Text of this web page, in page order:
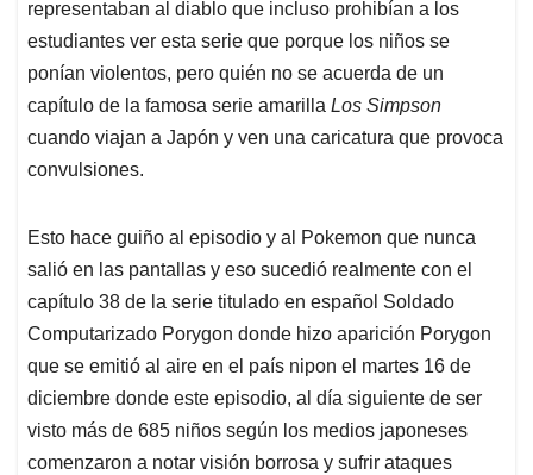
p
k
n
representaban al diablo que incluso prohibían a los
estudiantes ver esta serie que porque los niños se
ponían violentos, pero quién no se acuerda de un
capítulo de la famosa serie amarilla Los Simpson
cuando viajan a Japón y ven una caricatura que provoca
convulsiones.
Esto hace guiño al episodio y al Pokemon que nunca
salió en las pantallas y eso sucedió realmente con el
capítulo 38 de la serie titulado en español Soldado
Computarizado Porygon donde hizo aparición Porygon
que se emitió al aire en el país nipon el martes 16 de
diciembre donde este episodio, al día siguiente de ser
visto más de 685 niños según los medios japoneses
comenzaron a notar visión borrosa y sufrir ataques